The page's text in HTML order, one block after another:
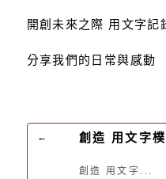
開創未來之際 用文字記
分享我們的日常與感動
創造 用文字
創造 用文字...
←